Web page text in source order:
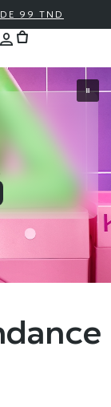
99 TND